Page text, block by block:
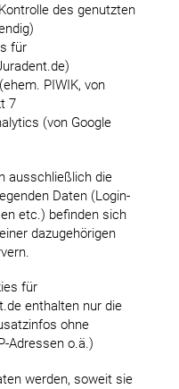
des genutzten
für
PIWIK, von
7
(von Google
ausschließlich die
Daten (Login-
etc.) befinden sich
dazugehörigen
für
enthalten nur die
ohne
Adressen o.ä.)
werden, soweit sie